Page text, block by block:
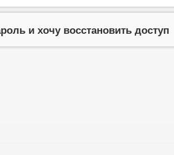
и хочу восстановить доступ